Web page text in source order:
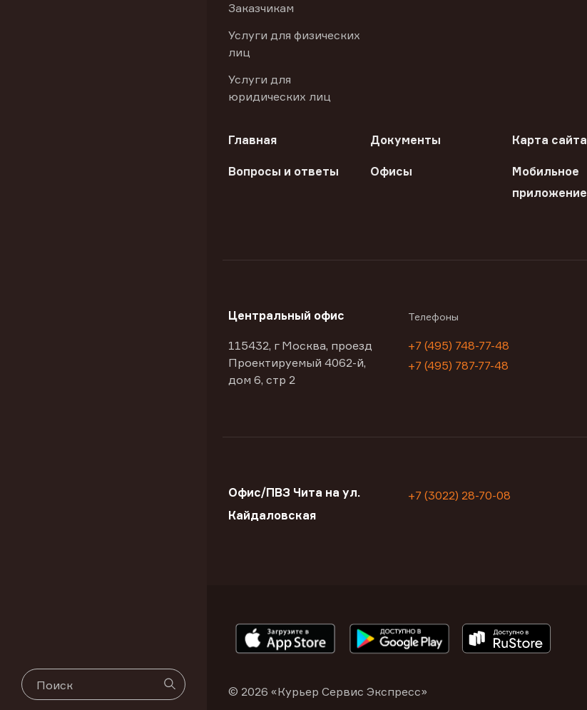
Заказчикам
Услуги для физических
лиц
Услуги для
юридических лиц
Главная Документы Карта сайта
Вопросы и ответы Офисы
Мобильное
приложение
Центральный офис
115432, г Москва, проезд
Проектируемый 4062-й,
дом 6, стр 2
Телефоны
+7 (495) 748-77-48
+7 (495) 787-77-48
Офис/ПВЗ Чита на ул.
Кайдаловская
+7 (3022) 28-70-08
© 2026 «Курьер Сервис Экспресс»